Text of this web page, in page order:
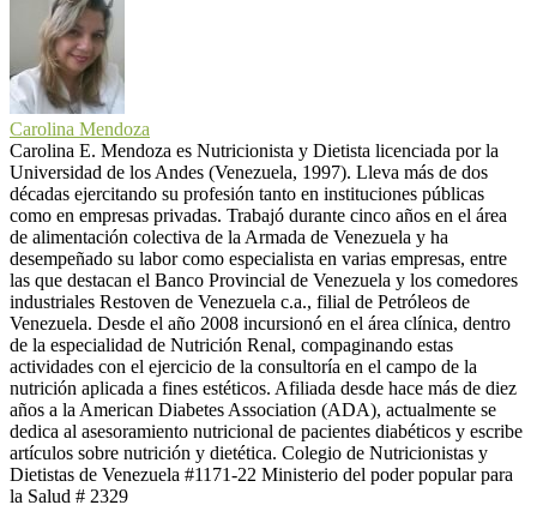
Carolina Mendoza
Carolina E. Mendoza es Nutricionista y Dietista licenciada por la
Universidad de los Andes (Venezuela, 1997). Lleva más de dos
décadas ejercitando su profesión tanto en instituciones públicas
como en empresas privadas. Trabajó durante cinco años en el área
de alimentación colectiva de la Armada de Venezuela y ha
desempeñado su labor como especialista en varias empresas, entre
las que destacan el Banco Provincial de Venezuela y los comedores
industriales Restoven de Venezuela c.a., filial de Petróleos de
Venezuela. Desde el año 2008 incursionó en el área clínica, dentro
de la especialidad de Nutrición Renal, compaginando estas
actividades con el ejercicio de la consultoría en el campo de la
nutrición aplicada a fines estéticos. Afiliada desde hace más de diez
años a la American Diabetes Association (ADA), actualmente se
dedica al asesoramiento nutricional de pacientes diabéticos y escribe
artículos sobre nutrición y dietética. Colegio de Nutricionistas y
Dietistas de Venezuela #1171-22 Ministerio del poder popular para
la Salud # 2329